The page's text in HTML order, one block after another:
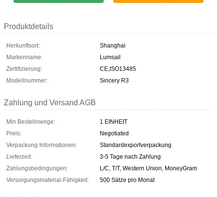
Produktdetails
Herkunftsort:
Shanghai
Markenname:
Lumsail
Zertifizierung:
CE,ISO13485
Modellnummer:
Sincery R3
Zahlung und Versand AGB
Min Bestellmenge:
1 EINHEIT
Preis:
Negotiated
Verpackung Informationen:
Standardexportverpackung
Lieferzeit:
3-5 Tage nach Zahlung
Zahlungsbedingungen:
L/C, T/T, Western Union, MoneyGram
Versorgungsmaterial-Fähigkeit:
500 Sätze pro Monat